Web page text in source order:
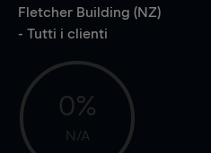
Fletcher Building (NZ)
- Tutti i clienti
0%
N/A